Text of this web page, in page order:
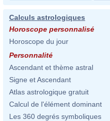
Calculs astrologiques
Horoscope personnalisé
Horoscope du jour
Personnalité
Ascendant et thème astral
Signe et Ascendant
Atlas astrologique gratuit
Calcul de l'élément dominant
Les 360 degrés symboliques